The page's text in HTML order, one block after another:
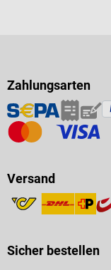
Zahlungsarten
Versand
Sicher bestellen